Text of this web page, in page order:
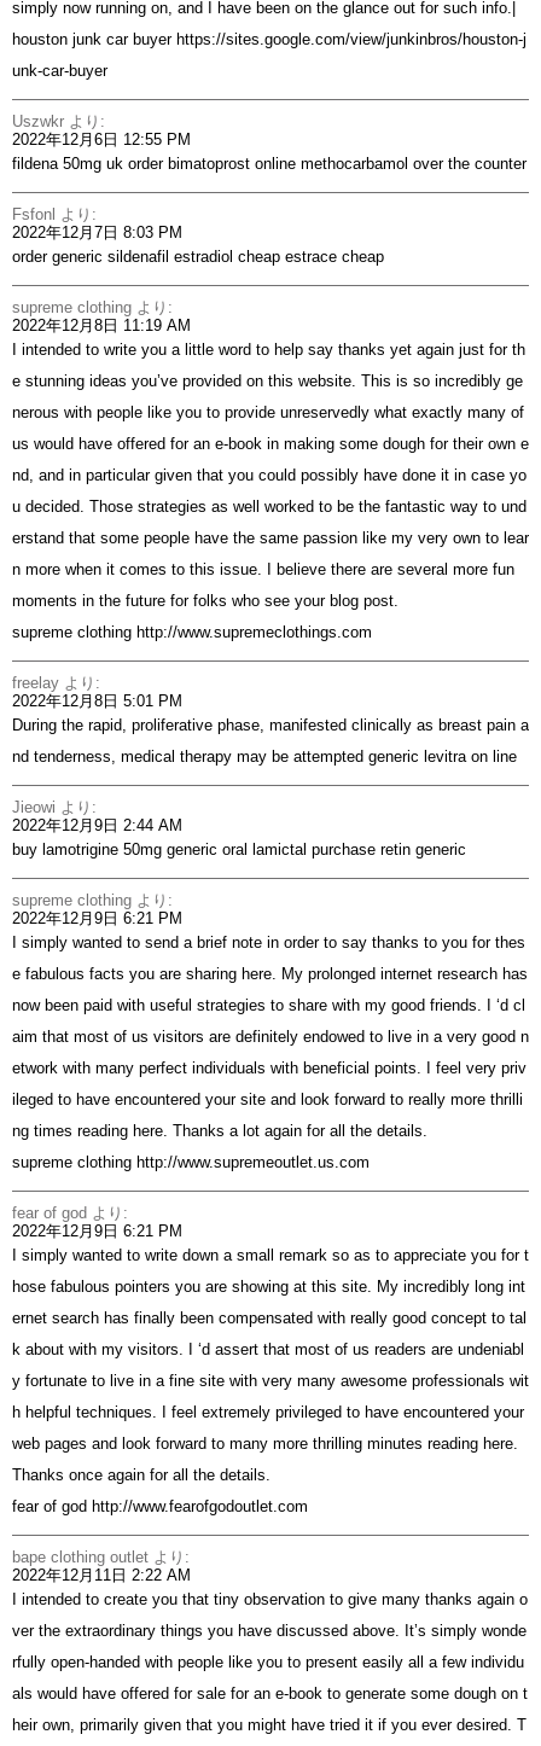
simply now running on, and I have been on the glance out for such info.|
houston junk car buyer https://sites.google.com/view/junkinbros/houston-j
unk-car-buyer
Uszwkr より:
2022年12月6日 12:55 PM
fildena 50mg uk order bimatoprost online methocarbamol over the counter
Fsfonl より:
2022年12月7日 8:03 PM
order generic sildenafil estradiol cheap estrace cheap
supreme clothing より:
2022年12月8日 11:19 AM
I intended to write you a little word to help say thanks yet again just for th
e stunning ideas you’ve provided on this website. This is so incredibly ge
nerous with people like you to provide unreservedly what exactly many of
us would have offered for an e-book in making some dough for their own e
nd, and in particular given that you could possibly have done it in case yo
u decided. Those strategies as well worked to be the fantastic way to und
erstand that some people have the same passion like my very own to lear
n more when it comes to this issue. I believe there are several more fun
moments in the future for folks who see your blog post.
supreme clothing http://www.supremeclothings.com
freelay より:
2022年12月8日 5:01 PM
During the rapid, proliferative phase, manifested clinically as breast pain a
nd tenderness, medical therapy may be attempted generic levitra on line
Jieowi より:
2022年12月9日 2:44 AM
buy lamotrigine 50mg generic oral lamictal purchase retin generic
supreme clothing より:
2022年12月9日 6:21 PM
I simply wanted to send a brief note in order to say thanks to you for thes
e fabulous facts you are sharing here. My prolonged internet research has
now been paid with useful strategies to share with my good friends. I ‘d cl
aim that most of us visitors are definitely endowed to live in a very good n
etwork with many perfect individuals with beneficial points. I feel very priv
ileged to have encountered your site and look forward to really more thrilli
ng times reading here. Thanks a lot again for all the details.
supreme clothing http://www.supremeoutlet.us.com
fear of god より:
2022年12月9日 6:21 PM
I simply wanted to write down a small remark so as to appreciate you for t
hose fabulous pointers you are showing at this site. My incredibly long int
ernet search has finally been compensated with really good concept to tal
k about with my visitors. I ‘d assert that most of us readers are undeniabl
y fortunate to live in a fine site with very many awesome professionals wit
h helpful techniques. I feel extremely privileged to have encountered your
web pages and look forward to many more thrilling minutes reading here.
Thanks once again for all the details.
fear of god http://www.fearofgodoutlet.com
bape clothing outlet より:
2022年12月11日 2:22 AM
I intended to create you that tiny observation to give many thanks again o
ver the extraordinary things you have discussed above. It’s simply wonde
rfully open-handed with people like you to present easily all a few individu
als would have offered for sale for an e-book to generate some dough on t
heir own, primarily given that you might have tried it if you ever desired. T